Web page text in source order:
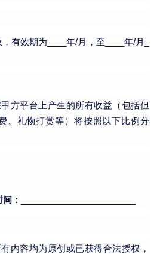
有效期为____年/月，至____年/月_
方平台上产生的所有收益（包括但
、礼物打赏等）将按照以下比例分
：
内容均为原创或已获得合法授权，